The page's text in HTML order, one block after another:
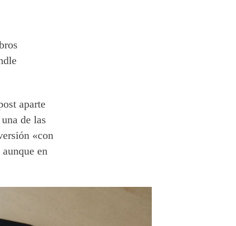
aparte
de las
«con
en